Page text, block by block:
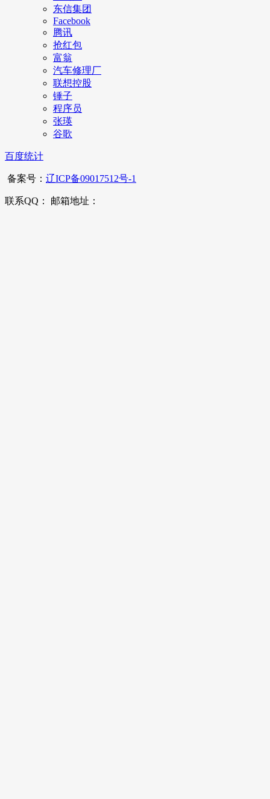
东信集团
Facebook
腾讯
抢红包
富翁
汽车修理厂
联想控股
锤子
程序员
张瑛
谷歌
百度统计
备案号： 辽ICP备09017512号-1
联系QQ： 邮箱地址：